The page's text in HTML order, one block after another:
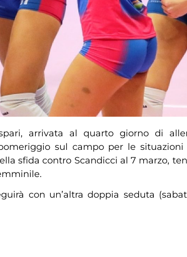
arrivata al quarto giorno di
sul campo per le situazioni
sfida contro Scandicci al 7 marzo,
con un’altra doppia seduta